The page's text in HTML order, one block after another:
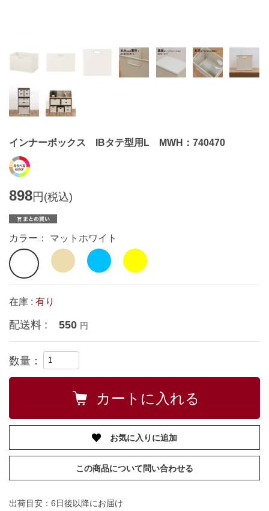
インナーボックス IBタテ型用L MWH：740470
898円(税込)
カラー： マットホワイト
在庫 : 有り
配送料 : 550 円
数量：
お気に入りに追加
この商品について問い合わせる
出荷目安：6日後以降にお届け